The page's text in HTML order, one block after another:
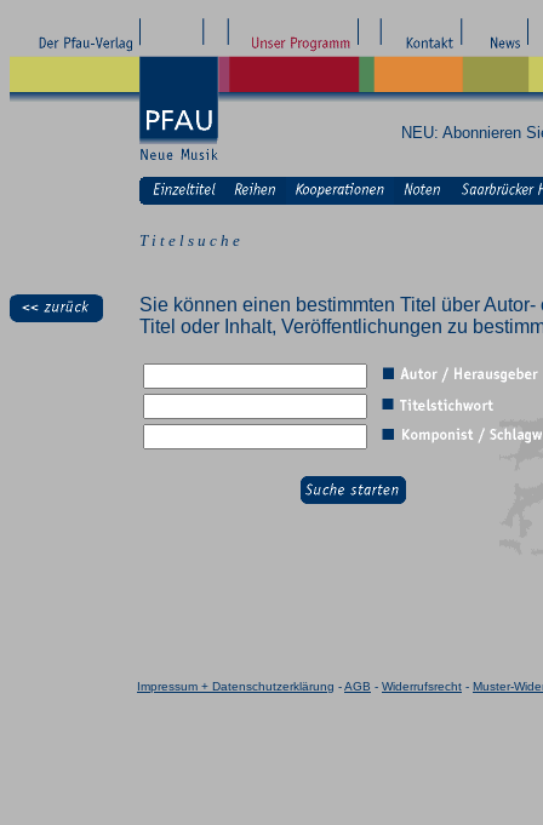
NEU: Abonnieren
T i t e l s u c h e
Sie können einen bestimmten Titel über
Titel oder Inhalt, Veröffentlichungen zu
Impressum + Datenschutzerklärung -AGB - Widerrufsrecht - Muster-